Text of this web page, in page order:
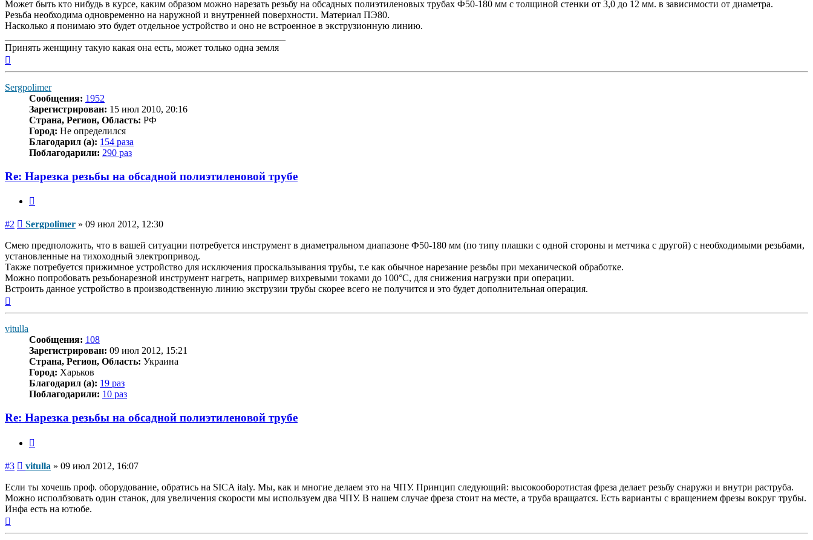
Может быть кто нибудь в курсе, каким образом можно нарезать резьбу на обсадных полиэтиленовых трубах Ф50-180 мм с толщиной стенки от 3,0 до 12 мм. в зависимости от диаметра.
Резьба необходима одновременно на наружной и внутренней поверхности. Материал ПЭ80.
Насколько я понимаю это будет отдельное устройство и оно не встроенное в экструзионную линию.
Принять женщину такую какая она есть, может только одна земля
Sergpolimer
Сообщения: 1952
Зарегистрирован: 15 июл 2010, 20:16
Страна, Регион, Область: РФ
Город: Не определился
Благодарил (а): 154 раза
Поблагодарили: 290 раз
Re: Нарезка резьбы на обсадной полиэтиленовой трубе
#2 Сообщение
Sergpolimer » 09 июл 2012, 12:30
Смею предположить, что в вашей ситуации потребуется инструмент в диаметральном диапазоне Ф50-180 мм (по типу плашки с одной стороны и метчика с другой) с необходимыми резьбами,
установленные на тихоходный электропривод.
Также потребуется прижимное устройство для исключения проскальзывания трубы, т.е как обычное нарезание резьбы при механической обработке.
Можно попробовать резьбонарезной инструмент нагреть, например вихревыми токами до 100°С, для снижения нагрузки при операции.
Встроить данное устройство в производственную линию экструзии трубы скорее всего не получится и это будет дополнительная операция.
vitulla
Сообщения: 108
Зарегистрирован: 09 июл 2012, 15:21
Страна, Регион, Область: Украина
Город: Харьков
Благодарил (а): 19 раз
Поблагодарили: 10 раз
Re: Нарезка резьбы на обсадной полиэтиленовой трубе
#3 Сообщение
vitulla » 09 июл 2012, 16:07
Если ты хочешь проф. оборудование, обратись на SICA italy. Мы, как и многие делаем это на ЧПУ. Принцип следующий: высокооборотистая фреза делает резьбу снаружи и внутри раструба.
Можно исполбзовать один станок, для увеличения скорости мы используем два ЧПУ. В нашем случае фреза стоит на месте, а труба вращаатся. Есть варианты с вращением фрезы вокруг трубы.
Инфа есть на ютюбе.